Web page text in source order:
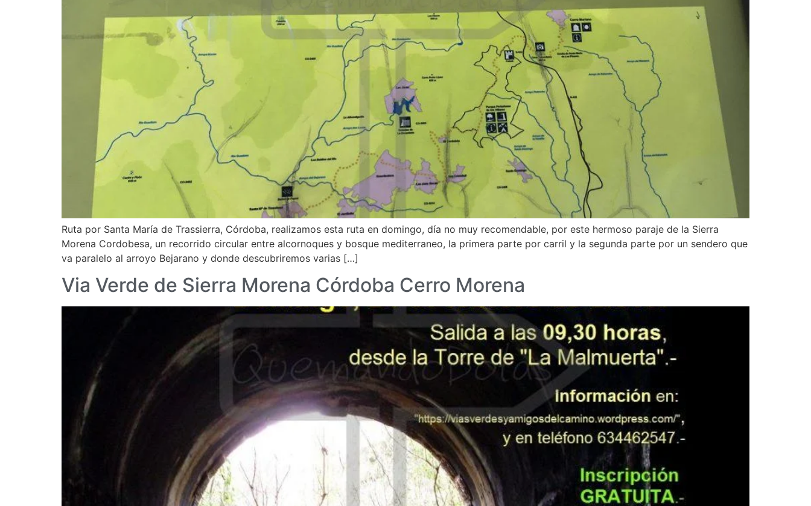
Ruta por Santa María de Trassierra, Córdoba, realizamos esta ruta en domingo, día no muy recomendable, por este hermoso paraje de la Sierra
Morena Cordobesa, un recorrido circular entre alcornoques y bosque mediterraneo, la primera parte por carril y la segunda parte por un sendero que
va paralelo al arroyo Bejarano y donde descubriremos varias […]
Via Verde de Sierra Morena Córdoba Cerro Morena